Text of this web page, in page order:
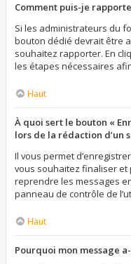
Comment puis-je
Si les administrateurs du
bouton dédié devrait être
souhaitez rapporter. En
les étapes nécessaires
Haut
À quoi sert le bouton «
lors de la rédaction d’un
Il vous permet
vous souhaitez finaliser et
reprendre les messages
panneau de contrôle de
Haut
Pourquoi mon message